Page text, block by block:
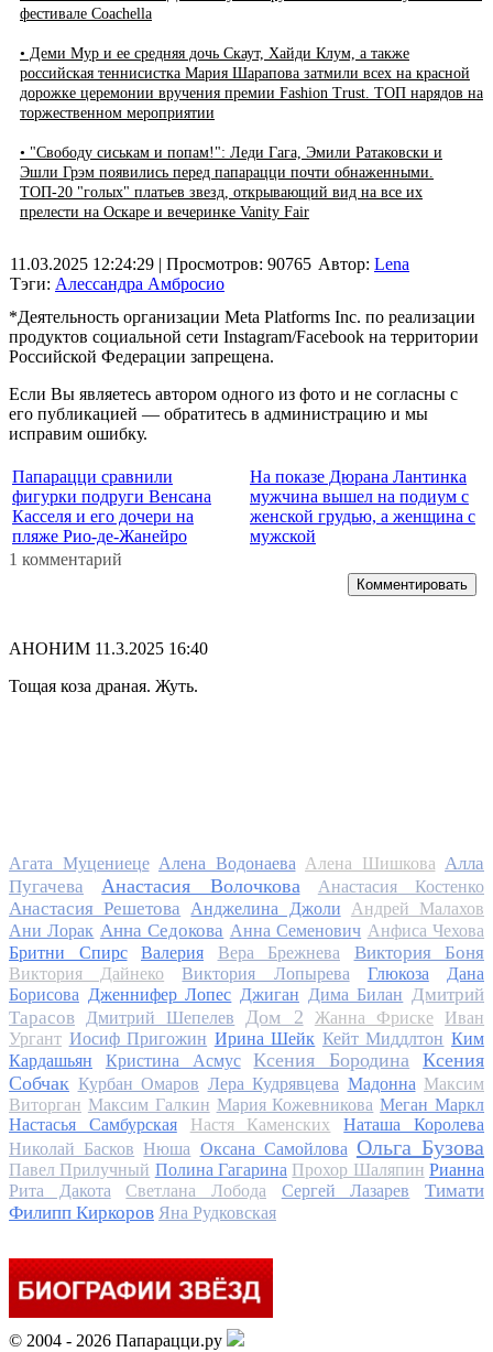
фестивале Coachella
• Деми Мур и ее средняя дочь Скаут, Хайди Клум, а также
российская теннисистка Мария Шарапова затмили всех на красной
дорожке церемонии вручения премии Fashion Trust. ТОП нарядов на
торжественном мероприятии
• "Cвободу сиськам и попам!": Леди Гага, Эмили Ратаковски и
Эшли Грэм появились перед папарацци почти обнаженными.
ТОП-20 "голых" платьев звезд, открывающий вид на все их
прелести на Оскаре и вечеринке Vanity Fair
11.03.2025 12:24:29 | Просмотров: 90765
Тэги: Алессандра Амбросио
Автор: Lena
*Деятельность организации Meta Platforms Inc. по реализации
продуктов социальной сети Instagram/Facebook на территории
Российской Федерации запрещена.
Если Вы являетесь автором одного из фото и не согласны с
его публикацией — обратитесь в администрацию и мы
исправим ошибку.
Папарацци сравнили
фигурки подруги Венсана
Касселя и его дочери на
пляже Рио-де-Жанейро
На показе Дюрана Лантинка
мужчина вышел на подиум с
женской грудью, а женщина с
мужской
1 комментарий
Комментировать
АНОНИМ 11.3.2025 16:40
Тощая коза драная. Жуть.
Агата Муцениеце Алена Водонаева Алена Шишкова Алла
Пугачева
Анастасия Волочкова Анастасия Костенко
Анастасия Решетова Анджелина Джоли
Андрей Малахов
Ани Лорак Анна Седокова Анна Семенович Анфиса Чехова
Бритни Спирс
Валерия Вера Брежнева Виктория Боня
Виктория Дайнеко Виктория Лопырева Глюкоза
Дана
Борисова Дженнифер Лопес Джиган Дима Билан Дмитрий
Тарасов
Дмитрий Шепелев Дом 2 Жанна Фриске
Иван
Ургант Иосиф Пригожин Ирина Шейк Кейт Миддлтон Ким
Кардашьян
Кристина Асмус Ксения Бородина
Ксения
Собчак Курбан Омаров Лера Кудрявцева Мадонна Максим
Виторган Максим Галкин Мария Кожевникова Меган Маркл
Настасья Самбурская
Настя Каменских
Наташа Королева
Николай Басков Нюша Оксана Самойлова Ольга Бузова
Павел Прилучный Полина Гагарина Прохор Шаляпин Рианна
Рита Дакота
Светлана Лобода Сергей Лазарев
Тимати
Филипп Киркоров Яна Рудковская
© 2004 - 2026 Папарацци.ру